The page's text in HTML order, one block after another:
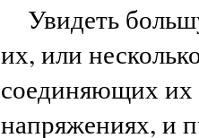
Увидеть
их, или
соединяющих их
напряжениях, и